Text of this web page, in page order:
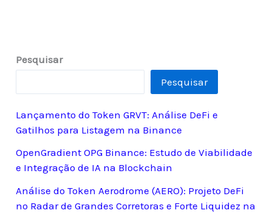
Pesquisar
Pesquisar
Lançamento do Token GRVT: Análise DeFi e
Gatilhos para Listagem na Binance
OpenGradient OPG Binance: Estudo de Viabilidade
e Integração de IA na Blockchain
Análise do Token Aerodrome (AERO): Projeto DeFi
no Radar de Grandes Corretoras e Forte Liquidez na